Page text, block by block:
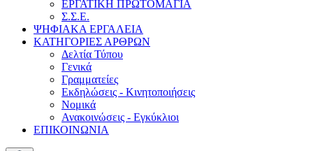
ΕΡΓΑΤΙΚΗ ΠΡΩΤΟΜΑΓΙΑ
Σ.Σ.Ε.
ΨΗΦΙΑΚΑ ΕΡΓΑΛΕΙΑ
ΚΑΤΗΓΟΡΙΕΣ ΑΡΘΡΩΝ
Δελτία Τύπου
Γενικά
Γραμματείες
Εκδηλώσεις - Κινητοποιήσεις
Νομικά
Ανακοινώσεις - Εγκύκλιοι
ΕΠΙΚΟΙΝΩΝΙΑ